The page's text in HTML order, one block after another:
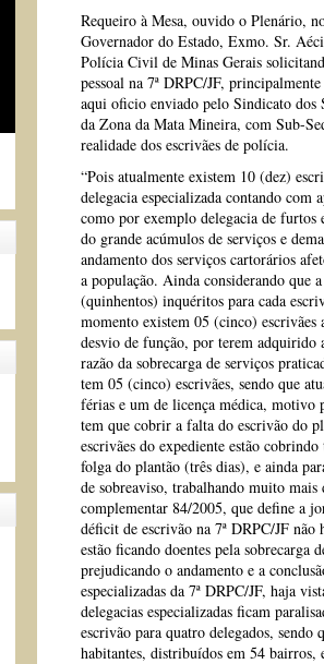
Requeiro à Mesa, ouvido o Plenário,
Governador do Estado, Exmo. Sr.
Polícia Civil de Minas Gerais
pessoal na 7ª DRPC/JF,
aqui oficio enviado pelo Sindicato
da Zona da Mata Mineira, com Sub-
realidade dos escrivães de polícia.
“Pois atualmente existem 10 (dez)
delegacia especializada contando com
como por exemplo delegacia de furtos
do grande acúmulos de serviços e
andamento dos serviços cartorários
a população. Ainda considerando que
(quinhentos) inquéritos para cada
momento existem 05 (cinco) escrivães
desvio de função, por terem adquirido
razão da sobrecarga de serviços
tem 05 (cinco) escrivães, sendo que
férias e um de licença médica, motivo
tem que cobrir a falta do escrivão do
escrivães do expediente estão
folga do plantão (três dias), e ainda
de sobreaviso, trabalhando muito mais
complementar 84/2005, que define a
déficit de escrivão na 7ª DRPC/JF não
estão ficando doentes pela sobrecarga
prejudicando o andamento e a
especializadas da 7ª DRPC/JF, haja
delegacias especializadas ficam
escrivão para quatro delegados, sendo
habitantes, distribuídos em 54 bairros,